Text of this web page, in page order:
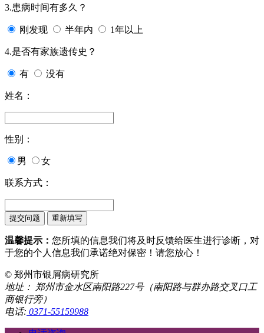
3.患病时间有多久？
刚发现 半年内 1年以上
4.是否有家族遗传史？
有 没有
姓名：
性别：
男 女
联系方式：
温馨提示： 您所填的信息我们将及时反馈给医生进行诊断，对
于您的个人信息我们承诺绝对保密！请您放心！
© 郑州市银屑病研究所
地址： 郑州市金水区南阳路227号（南阳路与群办路交叉口工
商银行旁）
电话: 0371-55159988